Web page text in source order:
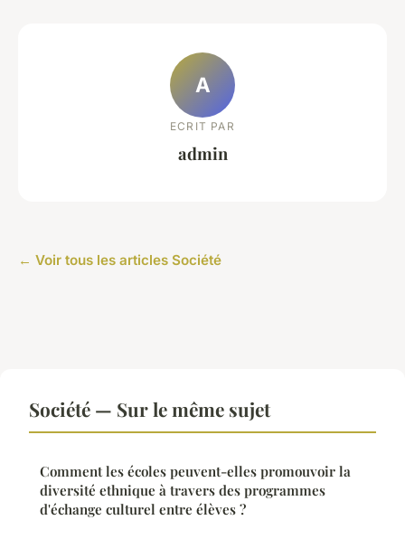
A
ECRIT PAR
admin
← Voir tous les articles Société
Société — Sur le même sujet
Comment les écoles peuvent-elles promouvoir la
diversité ethnique à travers des programmes
d'échange culturel entre élèves ?